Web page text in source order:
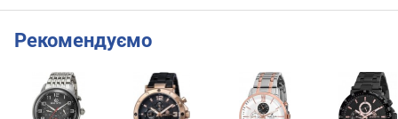
Рекомендуємо